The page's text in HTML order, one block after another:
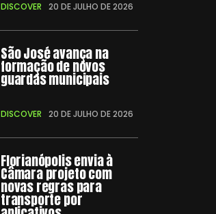
DISCOVER 20 DE JULHO DE 2026
São José avança na
formação de novos
guardas municipais
DISCOVER 20 DE JULHO DE 2026
Florianópolis envia à
Câmara projeto com
novas regras para
transporte por